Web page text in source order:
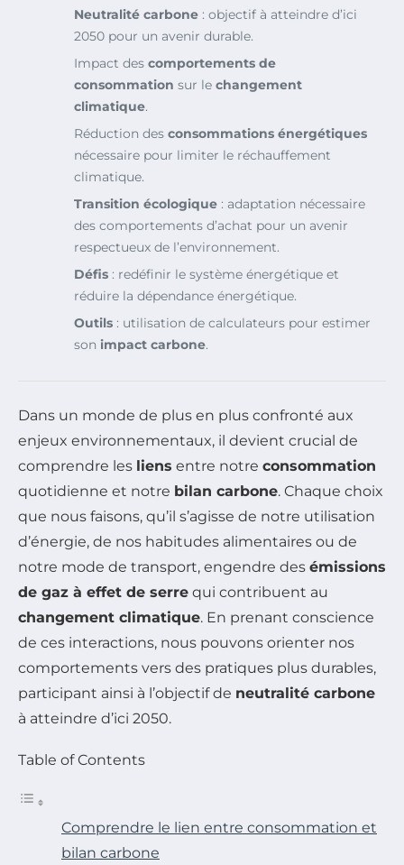
Neutralité carbone : objectif à atteindre d’ici
2050 pour un avenir durable.
Impact des comportements de
consommation sur le changement
climatique.
Réduction des consommations énergétiques
nécessaire pour limiter le réchauffement
climatique.
Transition écologique : adaptation nécessaire
des comportements d’achat pour un avenir
respectueux de l’environnement.
Défis : redéfinir le système énergétique et
réduire la dépendance énergétique.
Outils : utilisation de calculateurs pour estimer
son impact carbone.
Dans un monde de plus en plus confronté aux
enjeux environnementaux, il devient crucial de
comprendre les liens entre notre consommation
quotidienne et notre bilan carbone. Chaque choix
que nous faisons, qu’il s’agisse de notre utilisation
d’énergie, de nos habitudes alimentaires ou de
notre mode de transport, engendre des émissions
de gaz à effet de serre qui contribuent au
changement climatique. En prenant conscience
de ces interactions, nous pouvons orienter nos
comportements vers des pratiques plus durables,
participant ainsi à l’objectif de neutralité carbone
à atteindre d’ici 2050.
Table of Contents
Comprendre le lien entre consommation et
bilan carbone